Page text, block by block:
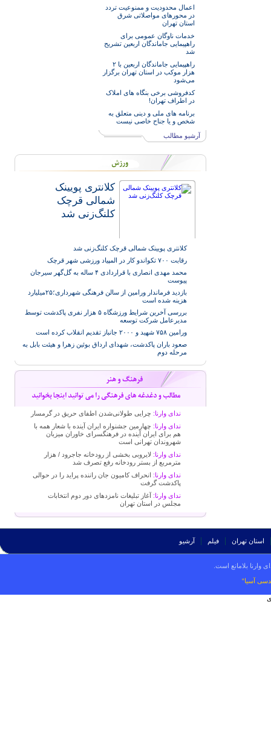
اعمال محدودیت و ممنوعیت تردد
در محورهای مواصلاتی شرق
استان تهران
خدمات‌ ناوگان عمومی برای
راهپیمایی جاماندگان اربعین تشریح
شد
راهپیمایی جاماندگان اربعین با ۲
هزار موکب در استان تهران برگزار
می‌شود
کدفروشی برخی بنگاه های املاک
در اطراف تهران!
برنامه های ملی و دینی متعلق به
شخص و یا جناح خاصی نیست
آرشیو مطالب
کلانتری پویینک
شمالی قرچک
کلنگ‌زنی شد
کلانتری پویینک شمالی قرچک کلنگ‌زنی شد
رقابت ۷۰۰ تکواندو کار در المپیاد ورزشی شهر قرچک
محمد مهدی انصاری با قراردادی ۴ ساله به گل‌گهر سیرجان
پیوست
بازدید فرماندار ورامین از سالن فرهنگی شهرداری؛۲۵میلیارد
هزینه شده است
بررسی آخرین شرایط ورزشگاه ۵ هزار نفری پاکدشت توسط
مدیرعامل شرکت توسعه
ورامین ۷۵۸ شهید و ۲۰۰۰ جانباز تقدیم انقلاب کرده است
صعود باران پاکدشت، شهدای ارداق بوئین زهرا و هیئت بابل به
مرحله دوم
ندای وارنا: چرایی طولانی‌شدن اطفای حریق در گرمسار
ندای وارنا: چهارمین جشنواره ایران آینده با شعار همه با
هم برای ایران آینده در فرهنگسرای خاوران میزبان
شهروندان تهرانی است
ندای وارنا: لایروبی بخشی از رودخانه جاجرود / هزار
مترمربع از بستر رودخانه رفع تصرف شد
ندای وارنا: انحراف کامیون جان راننده پراید را در حوالی
پاکدشت گرفت
ندای وارنا: آغاز تبلیغات نامزدهای دور دوم انتخابات
مجلس در استان تهران
استان تهران فیلم آرشیو
وارنا بلامانع است.
آسیا“